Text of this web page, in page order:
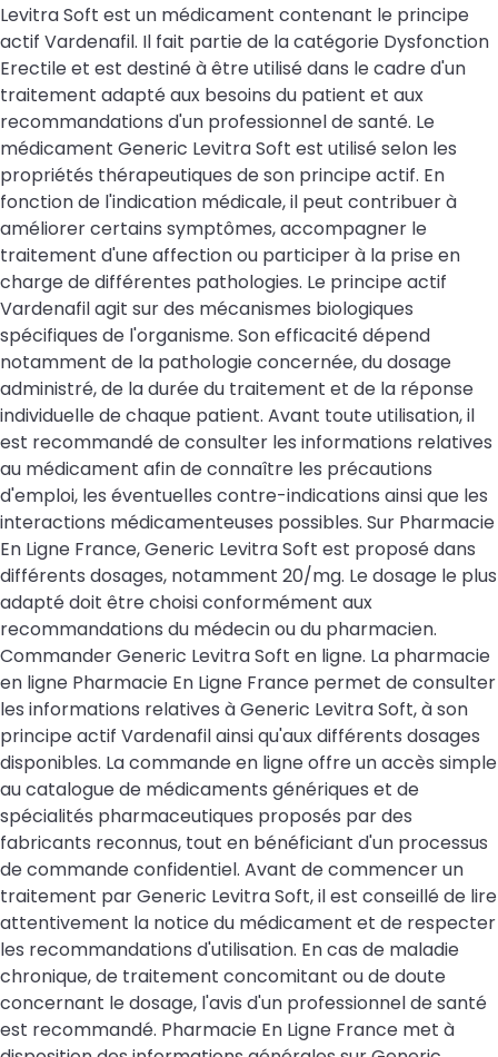
Levitra Soft est un médicament contenant le principe
actif Vardenafil. Il fait partie de la catégorie Dysfonction
Erectile et est destiné à être utilisé dans le cadre d'un
traitement adapté aux besoins du patient et aux
recommandations d'un professionnel de santé. Le
médicament Generic Levitra Soft est utilisé selon les
propriétés thérapeutiques de son principe actif. En
fonction de l'indication médicale, il peut contribuer à
améliorer certains symptômes, accompagner le
traitement d'une affection ou participer à la prise en
charge de différentes pathologies. Le principe actif
Vardenafil agit sur des mécanismes biologiques
spécifiques de l'organisme. Son efficacité dépend
notamment de la pathologie concernée, du dosage
administré, de la durée du traitement et de la réponse
individuelle de chaque patient. Avant toute utilisation, il
est recommandé de consulter les informations relatives
au médicament afin de connaître les précautions
d'emploi, les éventuelles contre-indications ainsi que les
interactions médicamenteuses possibles. Sur Pharmacie
En Ligne France, Generic Levitra Soft est proposé dans
différents dosages, notamment 20/mg. Le dosage le plus
adapté doit être choisi conformément aux
recommandations du médecin ou du pharmacien.
Commander Generic Levitra Soft en ligne. La pharmacie
en ligne Pharmacie En Ligne France permet de consulter
les informations relatives à Generic Levitra Soft, à son
principe actif Vardenafil ainsi qu'aux différents dosages
disponibles. La commande en ligne offre un accès simple
au catalogue de médicaments génériques et de
spécialités pharmaceutiques proposés par des
fabricants reconnus, tout en bénéficiant d'un processus
de commande confidentiel. Avant de commencer un
traitement par Generic Levitra Soft, il est conseillé de lire
attentivement la notice du médicament et de respecter
les recommandations d'utilisation. En cas de maladie
chronique, de traitement concomitant ou de doute
concernant le dosage, l'avis d'un professionnel de santé
est recommandé. Pharmacie En Ligne France met à